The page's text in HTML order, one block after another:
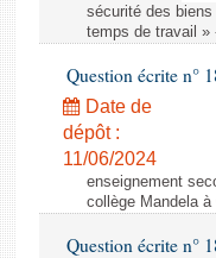
sécurité des
temps de travail »
Question écrite n°
Date de
dépôt :
11/06/2024
enseignement
collège Mandela à
Question écrite n°